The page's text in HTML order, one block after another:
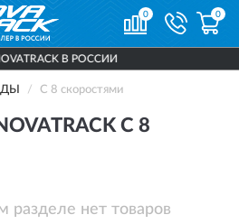
0 0
В РОССИИ
С 8 скоростями
С 8
разделе нет товаров